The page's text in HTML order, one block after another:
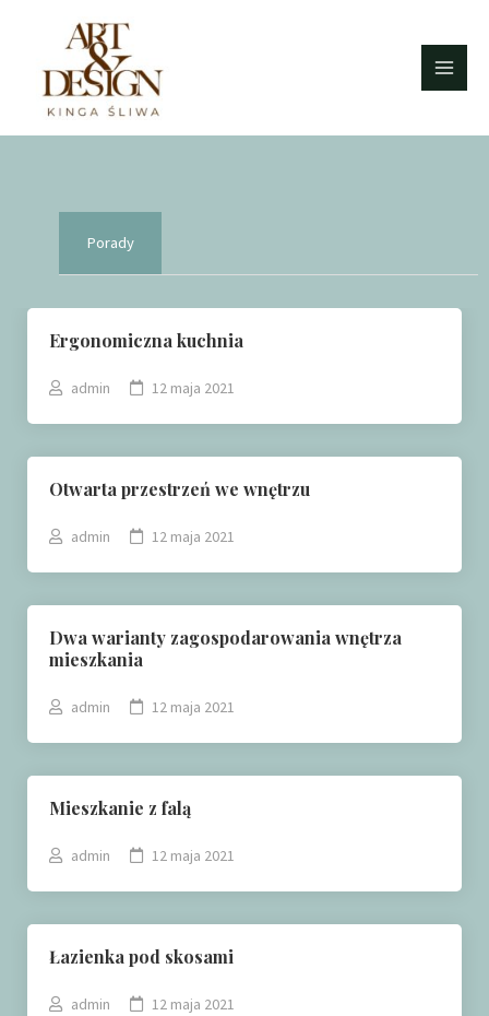
Porady
Ergonomiczna kuchnia
admin 12 maja 2021
Otwarta przestrzeń we wnętrzu
admin 12 maja 2021
Dwa warianty zagospodarowania wnętrza
mieszkania
admin 12 maja 2021
Mieszkanie z falą
admin 12 maja 2021
Łazienka pod skosami
admin 12 maja 2021